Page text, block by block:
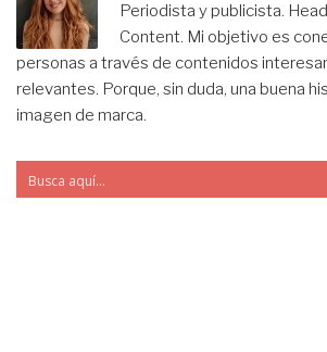
Periodista y publicista.
Content. Mi objetivo es
personas a través de contenidos
relevantes. Porque, sin duda, una buena
imagen de marca.